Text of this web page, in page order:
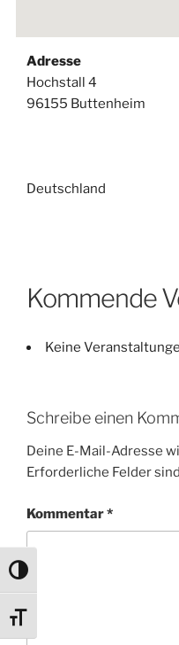
Umschalten auf hohe
Schrift vergrößern
Adresse
Hochstall 4
96155 Buttenheim
Deutschland
Kommende
Keine
Schreibe einen
Deine E-Mail-Adresse
Erforderliche Felder
Kommentar*